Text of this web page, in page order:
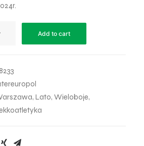
Add to cart
, Lato, Wieloboje,